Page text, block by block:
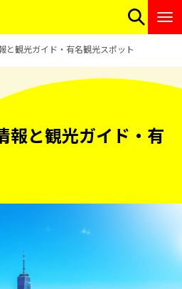
と観光ガイド・有名観光スポット
報と観光ガイド・有